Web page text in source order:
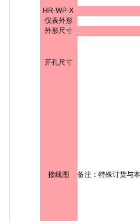
HR-WP-X
仪表外形
外形尺寸
开孔尺寸
接线图 备注：特殊订货与